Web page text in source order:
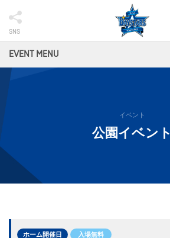
SNS
EVENT MENU
イベント
公園イベント
ホーム開催日 入場無料